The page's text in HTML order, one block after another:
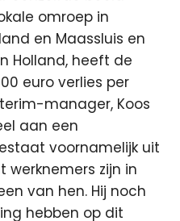
omroep in
en Maassluis en
Holland, heeft de
euro verlies per
manager, Koos
aan een
voornamelijk uit
werknemers zijn in
van hen. Hij noch
hebben op dit